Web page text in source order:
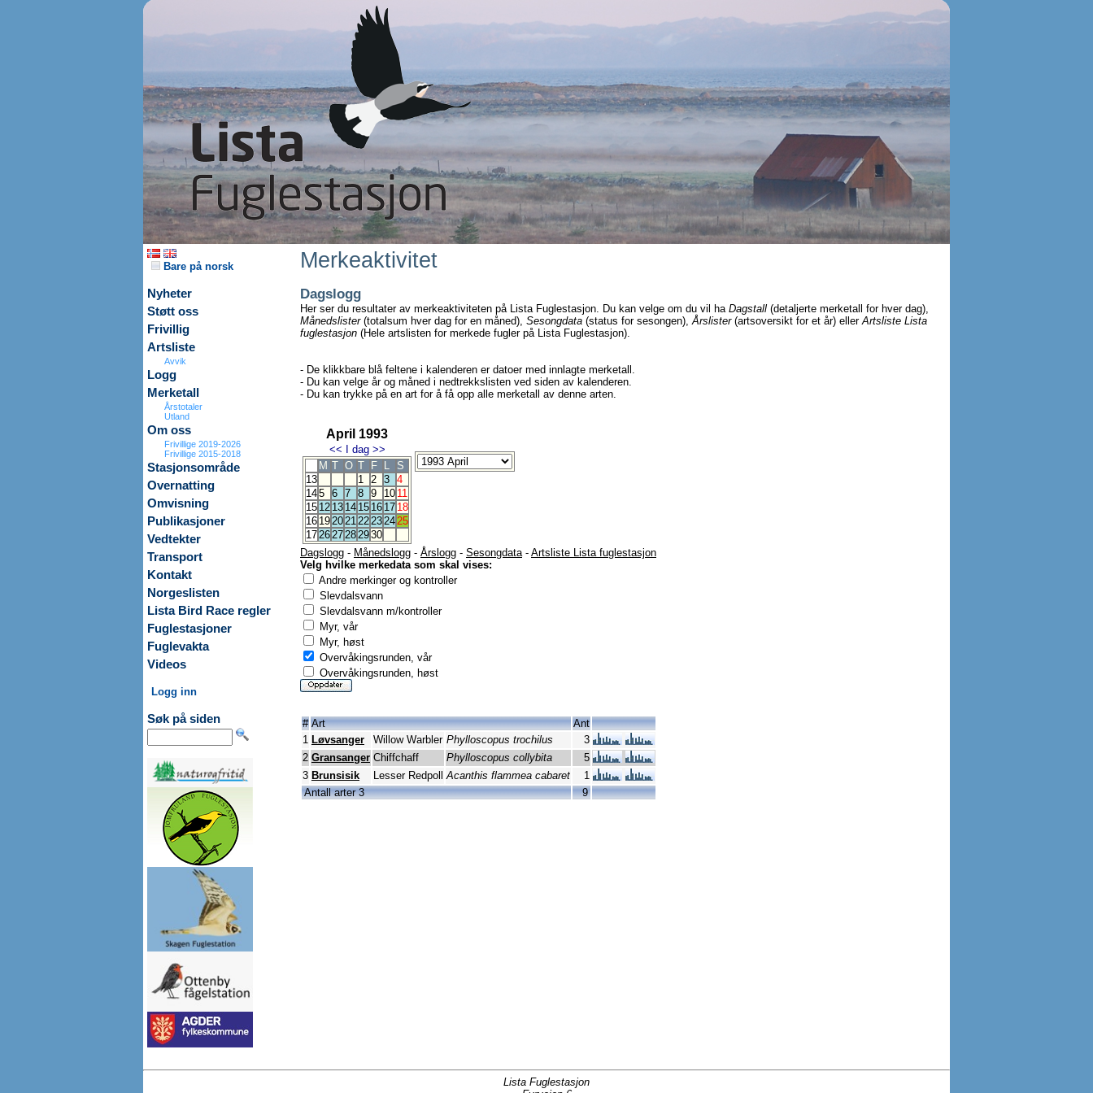
Bare på norsk
Nyheter
Støtt oss
Frivillig
Artsliste
Avvik
Logg
Merketall
Årstotaler
Utland
Om oss
Frivillige 2019-2026
Frivillige 2015-2018
Stasjonsområde
Overnatting
Omvisning
Publikasjoner
Vedtekter
Transport
Kontakt
Norgeslisten
Lista Bird Race regler
Fuglestasjoner
Fuglevakta
Videos
Logg inn
Søk på siden
Merkeaktivitet
Dagslogg
Her ser du resultater av merkeaktiviteten på Lista Fuglestasjon. Du kan velge om du vil ha Dagstall (detaljerte merketall for hver dag),
Månedslister(totalsum hver dag for en måned), Sesongdata (status for sesongen),Årslister(artsoversikt for et år) ellerArtsliste Lista
fuglestasjon (Hele artslisten for merkede fugler på Lista Fuglestasjon).
- De klikkbare blå feltene i kalenderen er datoer med innlagte merketall.
- Du kan velge år og måned i nedtrekkslisten ved siden av kalenderen.
- Du kan trykke på en art for å få opp alle merketall av denne arten.
April 1993
<< I dag >>
M T O T F L
S
13
1 2 3 4
145 6 7 8 9 10 11
15 12 13 14 15 16 17 18
16 19202122232425
172627282930
Dagslogg - Månedslogg - Årslogg - Sesongdata- Artsliste Lista fuglestasjon
Velg hvilke merkedata som skal vises:
Andre merkinger og kontroller
Slevdalsvann
Slevdalsvann m/kontroller
Myr, vår
Myr, høst
Overvåkingsrunden, vår
Overvåkingsrunden, høst
# Art
Ant
1 Løvsanger Willow Warbler Phylloscopus trochilus
3
2 Gransanger Chiffchaff Phylloscopus collybita
5
3 Brunsisik Lesser Redpoll Acanthis flammea cabaret
1
Antall arter 3
9
Lista Fuglestasjon